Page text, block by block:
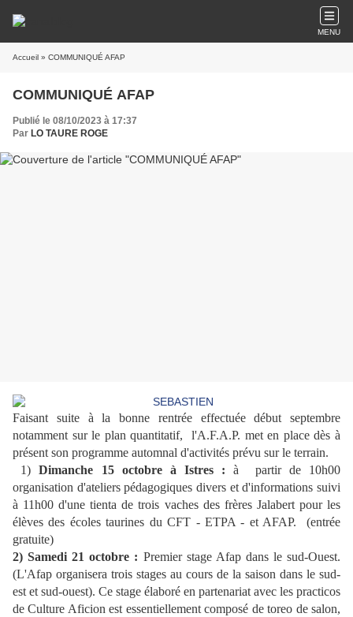
MENU
Accueil » COMMUNIQUÉ AFAP
COMMUNIQUÉ AFAP
Publié le 08/10/2023 à 17:37
Par LO TAURE ROGE
Faisant suite à la bonne rentrée effectuée début septembre
notamment sur le plan quantitatif, l'A.F.A.P. met en place dès à
présent son programme automnal d'activités prévu sur le terrain.
1) Dimanche 15 octobre à Istres : à partir de 10h00
organisation d'ateliers pédagogiques divers et d'informations suivi
à 11h00 d'une tienta de trois vaches des frères Jalabert pour les
élèves des écoles taurines du CFT - ETPA - et AFAP. (entrée
gratuite)
2) Samedi 21 octobre : Premier stage Afap dans le sud-Ouest.
(L'Afap organisera trois stages au cours de la saison dans le sud-
est et sud-ouest). Ce stage élaboré en partenariat avec les practicos
de Culture Aficion est essentiellement composé de toreo de salon,